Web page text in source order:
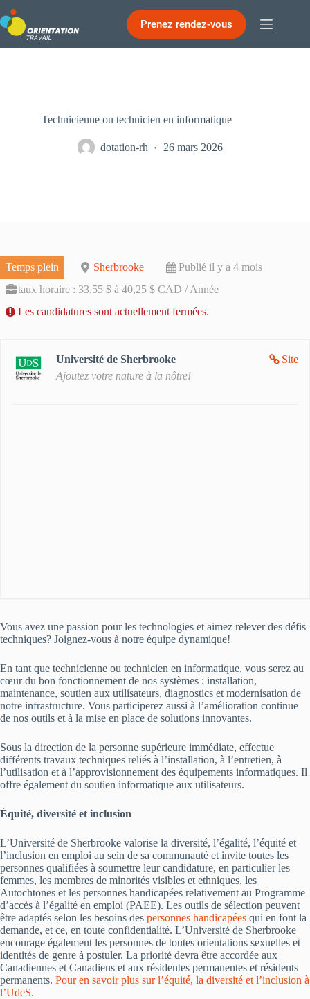
au
contenu
Prenez rendez-vous
Technicienne ou technicien en informatique
dotation-rh 26 mars 2026
Temps plein Sherbrooke
Publié il y a 4 mois
taux horaire : 33,55 $ à 40,25 $ CAD / Année
Les candidatures sont actuellement fermées.
Site
Université de Sherbrooke
Ajoutez votre nature à la nôtre!
Vous avez une passion pour les technologies et aimez relever des défis
techniques? Joignez-vous à notre équipe dynamique!
En tant que technicienne ou technicien en informatique, vous serez au
cœur du bon fonctionnement de nos systèmes : installation,
maintenance, soutien aux utilisateurs, diagnostics et modernisation de
notre infrastructure. Vous participerez aussi à l’amélioration continue
de nos outils et à la mise en place de solutions innovantes.
Sous la direction de la personne supérieure immédiate, effectue
différents travaux techniques reliés à l’installation, à l’entretien, à
l’utilisation et à l’approvisionnement des équipements informatiques. Il
offre également du soutien informatique aux utilisateurs.
Équité, diversité et inclusion
L’Université de Sherbrooke valorise la diversité, l’égalité, l’équité et
l’inclusion en emploi au sein de sa communauté et invite toutes les
personnes qualifiées à soumettre leur candidature, en particulier les
femmes, les membres de minorités visibles et ethniques, les
Autochtones et les personnes handicapées relativement au Programme
d’accès à l’égalité en emploi (PAEE). Les outils de sélection peuvent
être adaptés selon les besoins des personnes handicapées qui en font la
demande, et ce, en toute confidentialité. L’Université de Sherbrooke
encourage également les personnes de toutes orientations sexuelles et
identités de genre à postuler. La priorité devra être accordée aux
Canadiennes et Canadiens et aux résidentes permanentes et résidents
permanents. Pour en savoir plus sur l’équité, la diversité et l’inclusion à
l’UdeS.